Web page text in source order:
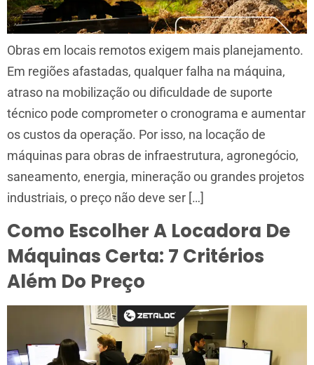
Obras em locais remotos exigem mais planejamento.
Em regiões afastadas, qualquer falha na máquina,
atraso na mobilização ou dificuldade de suporte
técnico pode comprometer o cronograma e aumentar
os custos da operação. Por isso, na locação de
máquinas para obras de infraestrutura, agronegócio,
saneamento, energia, mineração ou grandes projetos
industriais, o preço não deve ser […]
Como Escolher A Locadora De
Máquinas Certa: 7 Critérios
Além Do Preço